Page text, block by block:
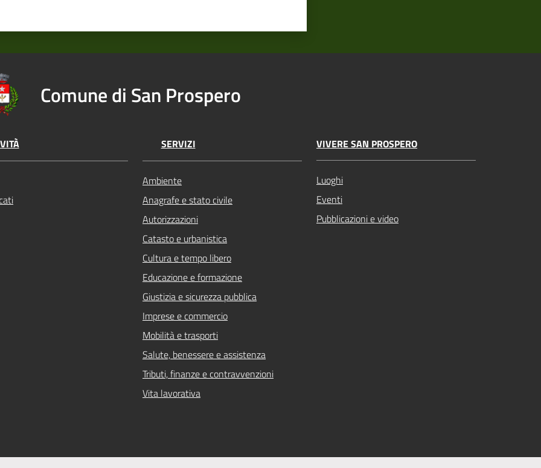
Comune di San Prospero
SERVIZI
Ambiente
Anagrafe e stato civile
Autorizzazioni
Catasto e urbanistica
Cultura e tempo libero
Educazione e formazione
Giustizia e sicurezza pubblica
Imprese e commercio
Mobilità e trasporti
Salute, benessere e assistenza
Tributi, finanze e contravvenzioni
Vita lavorativa
VIVERE SAN PROSPERO
Luoghi
Eventi
Pubblicazioni e video